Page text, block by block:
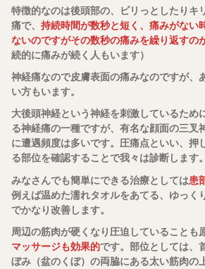
特徴的なのは後頭部の、ビリっとしたりキ
痛で、 持続時間が数秒と短く、痛みがない
ないのですがその数秒の痛みを繰り返すの
続的に痛みが続く人もいます）
神経痛なので皮膚表面の痛みなのですが、
い方もいます。
大後頭神経という神経を刺激しているため
る神経痛の一種ですが、有名な顔面の三叉
に遭遇頻度は多いです。圧痛点といい、押
る部位を確認することで我々は診断します。
みなさんでも簡単にできる治療としては患
例えば温めた濡れタオルをあてる、ゆっく
でかなり改善します。
周辺の筋肉が硬くなり圧迫していることも
マッサージも効果的です。部位としては、
ぼみ（盆のくぼ）の両脇にある太い筋肉の